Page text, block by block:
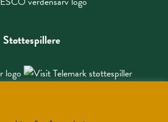
Støttespillere